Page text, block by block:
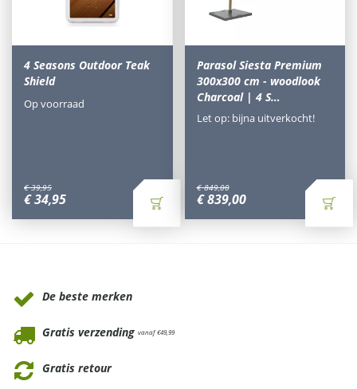
4 Seasons Outdoor Teak
Shield
€ 39,95
€34,95
Op voorraad
Parasol Siesta Premium
300x300 cm - woodlook
Charcoal | 4 S…
€ 849,00
€ 839,00
Let op: bijna uitverkocht!
De beste merken
Gratis verzending vanaf €49,99
Gratis retour